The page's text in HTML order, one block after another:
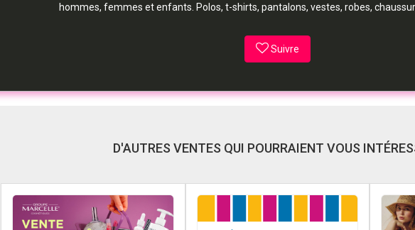
hommes, femmes et enfants. Polos, t-shirts, pantalons, vestes, robes,
Suivre
D'AUTRES VENTES QUI POURRAIENT VOUS